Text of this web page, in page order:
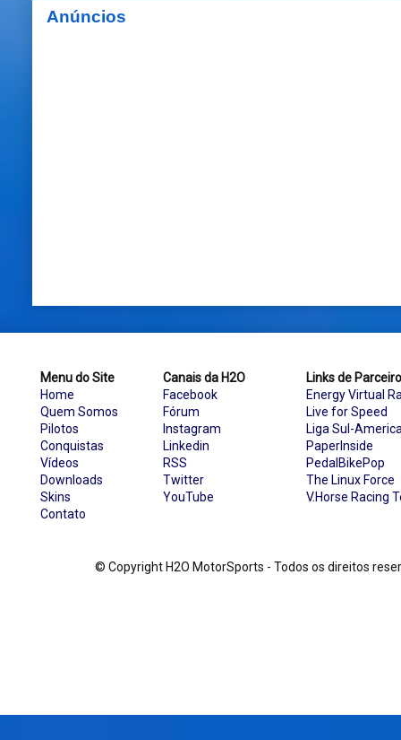
Anúncios
Menu do Site
Home
Quem Somos
Pilotos
Conquistas
Vídeos
Downloads
Skins
Contato
Canais da H2O
Facebook
Fórum
Instagram
Linkedin
RSS
Twitter
YouTube
Links de
Energy Virtual
Live for Speed
Liga Sul-
PaperInside
PedalBikePop
The Linux Force
V.Horse Racing
© Copyright H2O MotorSports - Todos os direitos